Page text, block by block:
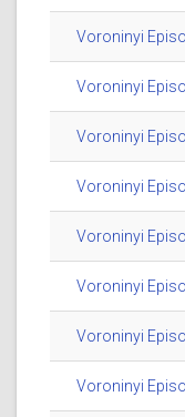
Voroninyi
Voroninyi
Voroninyi
Voroninyi
Voroninyi
Voroninyi
Voroninyi
Voroninyi